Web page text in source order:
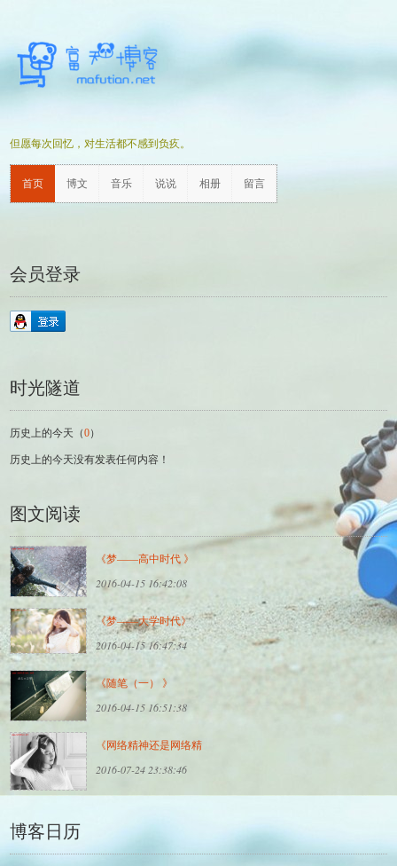
但愿每次回忆，对生活都不感到负疚。
首页 博文 音乐 说说 相册 留言
会员登录
时光隧道
历史上的今天（0）
历史上的今天没有发表任何内容！
图文阅读
《梦——高中时代 》
2016-04-15 16:42:08
《梦——大学时代》
2016-04-15 16:47:34
《随笔（一） 》
2016-04-15 16:51:38
《网络精神还是网络精
神病》
2016-07-24 23:38:46
博客日历